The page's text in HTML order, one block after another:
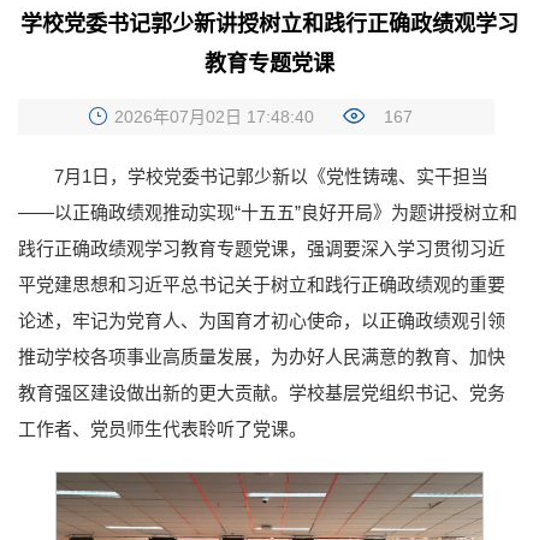
学校党委书记郭少新讲授树立和践行正确政绩观学习
教育专题党课
2026年07月02日 17:48:40 167
7月1日，学校党委书记郭少新以《党性铸魂、实干担当
——以正确政绩观推动实现“十五五”良好开局》为题讲授树立和
践行正确政绩观学习教育专题党课，强调要深入学习贯彻习近
平党建思想和习近平总书记关于树立和践行正确政绩观的重要
论述，牢记为党育人、为国育才初心使命，以正确政绩观引领
推动学校各项事业高质量发展，为办好人民满意的教育、加快
教育强区建设做出新的更大贡献。学校基层党组织书记、党务
工作者、党员师生代表聆听了党课。